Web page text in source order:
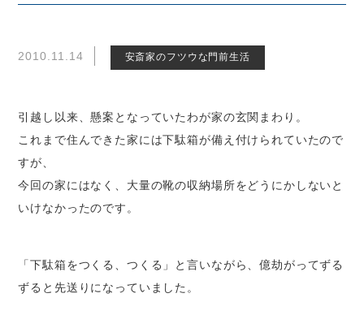
2010.11.14 安斎家のフツウな門前生活
引越し以来、懸案となっていたわが家の玄関まわり。
これまで住んできた家には下駄箱が備え付けられていたので
すが、
今回の家にはなく、大量の靴の収納場所をどうにかしないと
いけなかったのです。
「下駄箱をつくる、つくる」と言いながら、億劫がってずる
ずると先送りになっていました。